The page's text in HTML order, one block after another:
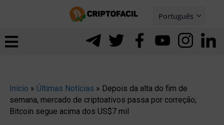
Português
Español
Início » Últimas Notícias » Depois da alta do fim de
semana, mercado de criptoativos passa por correção;
Bitcoin segue acima dos US$7 mil